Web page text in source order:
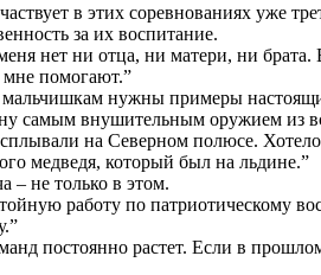
в этих соревнованиях уже
за их воспитание.
нет ни отца, ни матери, ни
помогают.”
нужны примеры
самым внушительным оружием из
на Северном полюсе.
медведя, который был на льдине.”
– не только в этом.
работу по патриотическому
постоянно растет. Если в